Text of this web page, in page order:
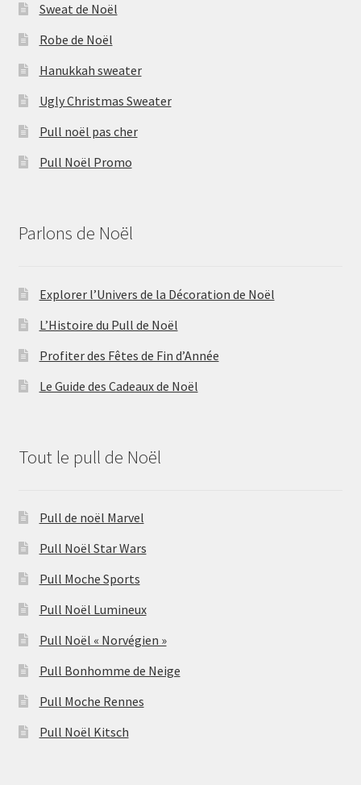
Sweat de Noël
Robe de Noël
Hanukkah sweater
Ugly Christmas Sweater
Pull noël pas cher
Pull Noël Promo
Parlons de Noël
Explorer l’Univers de la Décoration de Noël
L’Histoire du Pull de Noël
Profiter des Fêtes de Fin d’Année
Le Guide des Cadeaux de Noël
Tout le pull de Noël
Pull de noël Marvel
Pull Noël Star Wars
Pull Moche Sports
Pull Noël Lumineux
Pull Noël « Norvégien »
Pull Bonhomme de Neige
Pull Moche Rennes
Pull Noël Kitsch